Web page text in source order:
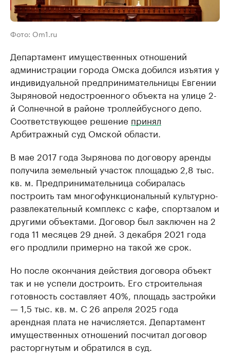
Фото: Om1.ru
Департамент имущественных отношений
администрации города Омска добился изъятия у
индивидуальной предпринимательницы Евгении
Зыряновой недостроенного объекта на улице 2-
й Солнечной в районе троллейбусного депо.
Соответствующее решение принял
Арбитражный суд Омской области.
В мае 2017 года Зырянова по договору аренды
получила земельный участок площадью 2,8 тыс.
кв. м. Предпринимательница собиралась
построить там многофункциональный культурно-
развлекательный комплекс с кафе, спортзалом и
другими объектами. Договор был заключен на 2
года 11 месяцев 29 дней. 3 декабря 2021 года
его продлили примерно на такой же срок.
Но после окончания действия договора объект
так и не успели достроить. Его строительная
готовность составляет 40%, площадь застройки
— 1,5 тыс. кв. м. С 26 апреля 2025 года
арендная плата не начисляется. Департамент
имущественных отношений посчитал договор
расторгнутым и обратился в суд.